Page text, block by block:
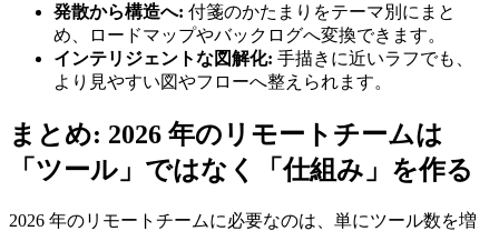
発散から構造へ: 付箋のかたまりをテーマ別にまと
め、ロードマップやバックログへ変換できます。
インテリジェントな図解化: 手描きに近いラフでも、
より見やすい図やフローへ整えられます。
まとめ: 2026 年のリモートチームは
「ツール」ではなく「仕組み」を作る
2026 年のリモートチームに必要なのは、単にツール数を増